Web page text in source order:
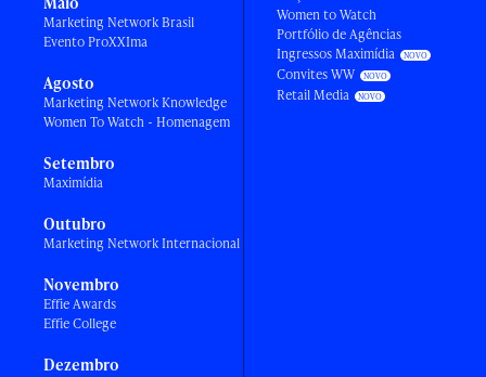
Marketing Network Brasil
Evento ProXXIma
Agosto
Marketing Network Knowledge
Women To Watch - Homenagem
Setembro
Maximídia
Outubro
Marketing Network Internacional
Novembro
Effie Awards
Effie College
Dezembro
Women to Watch
Portfólio de Agências
Ingressos Maximídia
Convites WW
Retail Media